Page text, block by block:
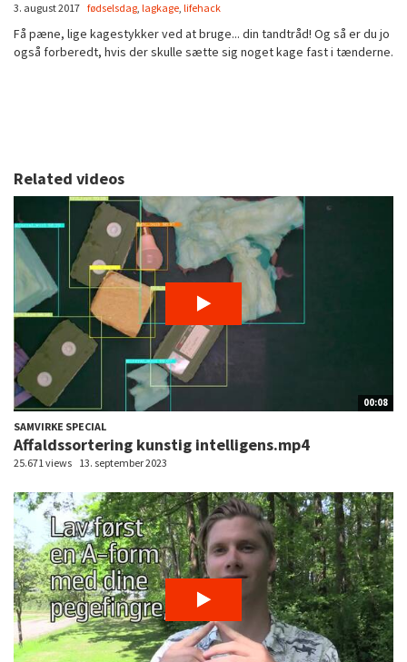
3. august 2017 fødselsdag, lagkage, lifehack
Få pæne, lige kagestykker ved at bruge... din tandtråd! Og så er du jo
også forberedt, hvis der skulle sætte sig noget kage fast i tænderne.
Related videos
00:08
SAMVIRKE SPECIAL
Affaldssortering kunstig intelligens.mp4
25.671 views 13. september 2023